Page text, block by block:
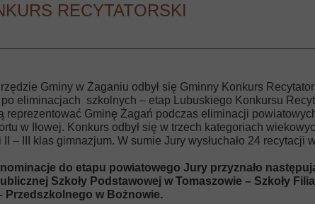
Gminy w Żaganiu odbył się Gminny Konkurs
po eliminacjach szkolnych – etap Lubuskiego Konkursu
reprezentować Gminę Żagań podczas eliminacji
w Iłowej. Konkurs odbył się w trzech kategoriach
II – III klas gimnazjum. W sumie Jury wysłuchało 24 recytacji
do etapu powiatowego Jury przyznało
Szkoły Podstawowej w Tomaszowie – Szkoły
Przedszkolnego w Bożnowie.
RECYTATORSKI
KADRA PEDAGOGICZNA